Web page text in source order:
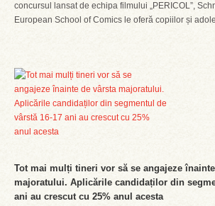
concursul lansat de echipa filmului „PERICOL”,
European School of Comics le oferă copiilor și
Tot mai mulți tineri vor să se angajeze
majoratului. Aplicările candidaților din
ani au crescut cu 25% anul acesta